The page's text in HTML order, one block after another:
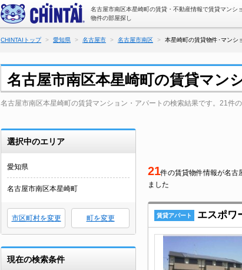
名古屋市南区本星崎町の賃貸・不動産情報で賃貸マンシ
物件の部屋探し
CHINTAIトップ 愛知県 名古屋市 名古屋市南区 本星崎町の賃貸物件･マンシ
名古屋市南区本星崎町の賃貸マン
名古屋市南区本星崎町の賃貸マンション・アパートの検索結果です。21件
選択中のエリア
愛知県
名古屋市南区本星崎町
市区町村を変更 町を変更
現在の検索条件
21件の賃貸物件情報が名古
ました
賃貸アパート エスポワ